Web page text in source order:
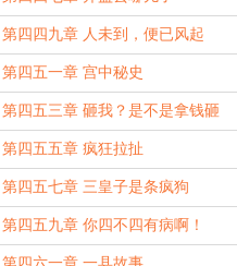
第四四九章 人未到，便已风起
第四五一章 宫中秘史
第四五三章 砸我？是不是拿钱砸
我？
第四五五章 疯狂拉扯
第四五七章 三皇子是条疯狗
第四五九章 你四不四有病啊！